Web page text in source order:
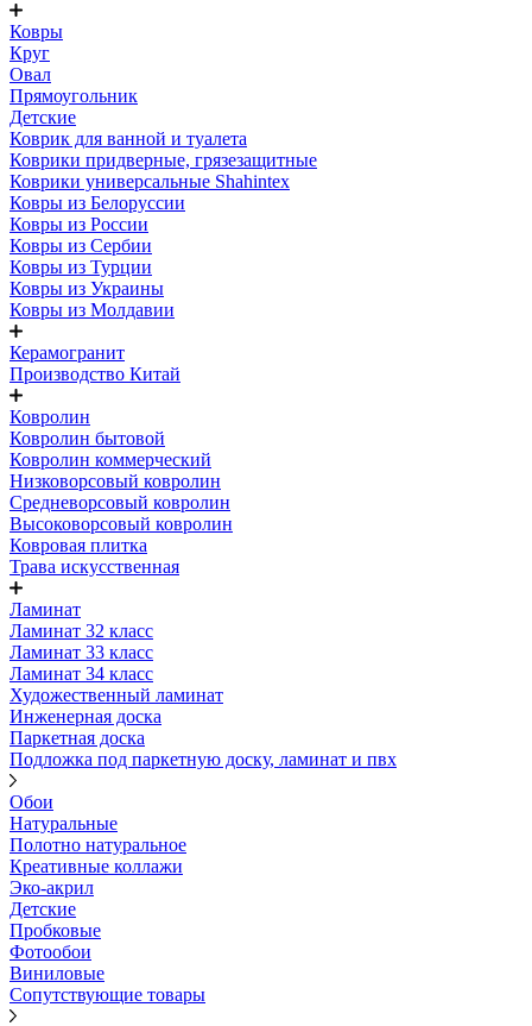
Ковры
Круг
Овал
Прямоугольник
Детские
Коврик для ванной и туалета
Коврики придверные, грязезащитные
Коврики универсальные Shahintex
Ковры из Белоруссии
Ковры из России
Ковры из Сербии
Ковры из Турции
Ковры из Украины
Ковры из Молдавии
Керамогранит
Производство Китай
Ковролин
Ковролин бытовой
Ковролин коммерческий
Низковорсовый ковролин
Средневорсовый ковролин
Высоковорсовый ковролин
Ковровая плитка
Трава искусственная
Ламинат
Ламинат 32 класс
Ламинат 33 класс
Ламинат 34 класс
Художественный ламинат
Инженерная доска
Паркетная доска
Подложка под паркетную доску, ламинат и пвх
Обои
Натуральные
Полотно натуральное
Креативные коллажи
Эко-акрил
Детские
Пробковые
Фотообои
Виниловые
Сопутствующие товары